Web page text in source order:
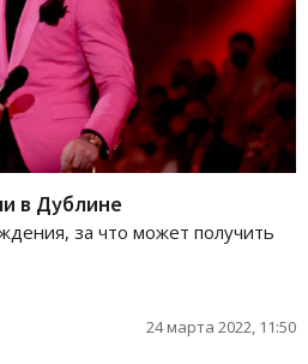
в Дублине
за что может получить
24 марта 2022, 11:50